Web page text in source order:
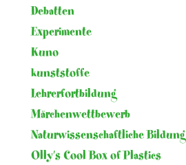
Debatten
Experimente
Kuno
kunststoffe
Lehrerfortbildung
Märchenwettbewerb
Naturwissenschaftliche Bildung
Olly's Cool Box of Plastics